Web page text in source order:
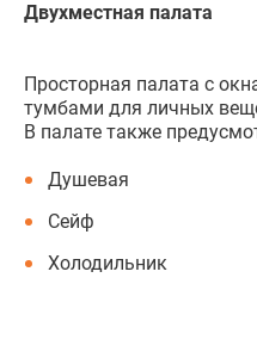
Двухместная палата
Просторная палата с
тумбами для личных
В палате также
Душевая
Сейф
Холодильник